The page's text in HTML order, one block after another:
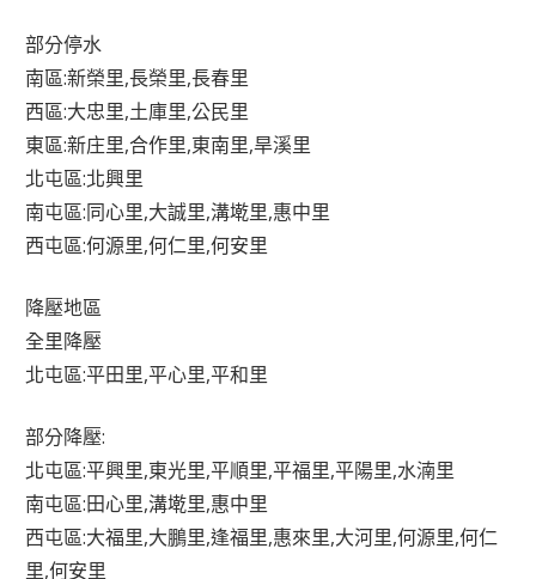
部分停水
南區:新榮里,長榮里,長春里
西區:大忠里,土庫里,公民里
東區:新庄里,合作里,東南里,旱溪里
北屯區:北興里
南屯區:同心里,大誠里,溝墘里,惠中里
西屯區:何源里,何仁里,何安里
降壓地區
全里降壓
北屯區:平田里,平心里,平和里
部分降壓:
北屯區:平興里,東光里,平順里,平福里,平陽里,水湳里
南屯區:田心里,溝墘里,惠中里
西屯區:大福里,大鵬里,逢福里,惠來里,大河里,何源里,何仁
里,何安里